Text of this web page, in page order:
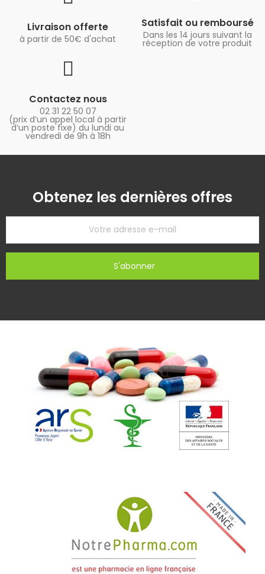
Livraison offerte
à partir de 50€ d'achat
Satisfait ou remboursé
Dans les 14 jours suivant la
réception de votre produit
Contactez nous
02 31 22 50 07
(prix d’un appel local à partir
d’un poste fixe) du lundi au
vendredi de 9h à 18h
Obtenez les dernières offres
S'abonner